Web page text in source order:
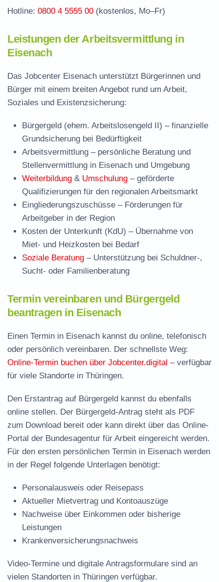
Hotline: 0800 4 5555 00 (kostenlos, Mo–Fr)
Leistungen der Arbeitsvermittlung in
Eisenach
Das Jobcenter Eisenach unterstützt Bürgerinnen und
Bürger mit einem breiten Angebot rund um Arbeit,
Soziales und Existenzsicherung:
Bürgergeld (ehem. Arbeitslosengeld II) – finanzielle
Grundsicherung bei Bedürftigkeit
Arbeitsvermittlung – persönliche Beratung und
Stellenvermittlung in Eisenach und Umgebung
Weiterbildung & Umschulung – geförderte
Qualifizierungen für den regionalen Arbeitsmarkt
Eingliederungszuschüsse – Förderungen für
Arbeitgeber in der Region
Kosten der Unterkunft (KdU) – Übernahme von
Miet- und Heizkosten bei Bedarf
Soziale Beratung – Unterstützung bei Schuldner-,
Sucht- oder Familienberatung
Termin vereinbaren und Bürgergeld
beantragen in Eisenach
Einen Termin in Eisenach kannst du online, telefonisch
oder persönlich vereinbaren. Der schnellste Weg:
Online-Termin buchen über Jobcenter.digital – verfügbar
für viele Standorte in Thüringen.
Den Erstantrag auf Bürgergeld kannst du ebenfalls
online stellen. Der Bürgergeld-Antrag steht als PDF
zum Download bereit oder kann direkt über das Online-
Portal der Bundesagentur für Arbeit eingereicht werden.
Für den ersten persönlichen Termin in Eisenach werden
in der Regel folgende Unterlagen benötigt:
Personalausweis oder Reisepass
Aktueller Mietvertrag und Kontoauszüge
Nachweise über Einkommen oder bisherige
Leistungen
Krankenversicherungsnachweis
Video-Termine und digitale Antragsformulare sind an
vielen Standorten in Thüringen verfügbar.